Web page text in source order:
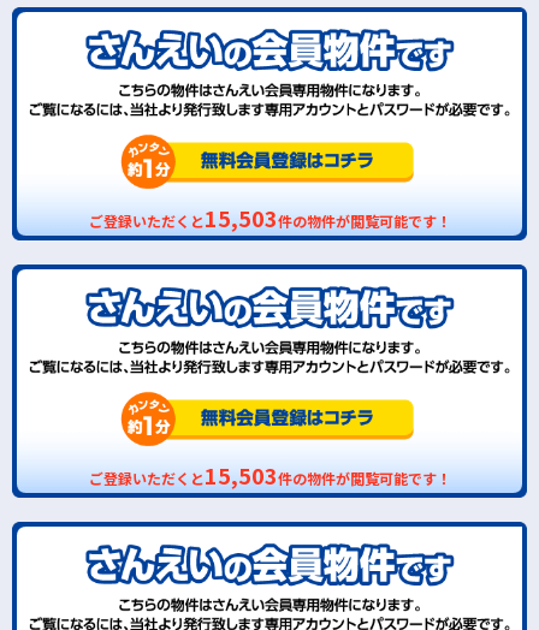
ご登録いただくと15,503件の物件が閲覧可能です！
ご登録いただくと15,503件の物件が閲覧可能です！